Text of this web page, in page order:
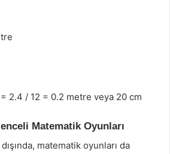
2.4 / 12 = 0.2 metre veya 20 cm
Matematik Oyunları
matematik oyunları da